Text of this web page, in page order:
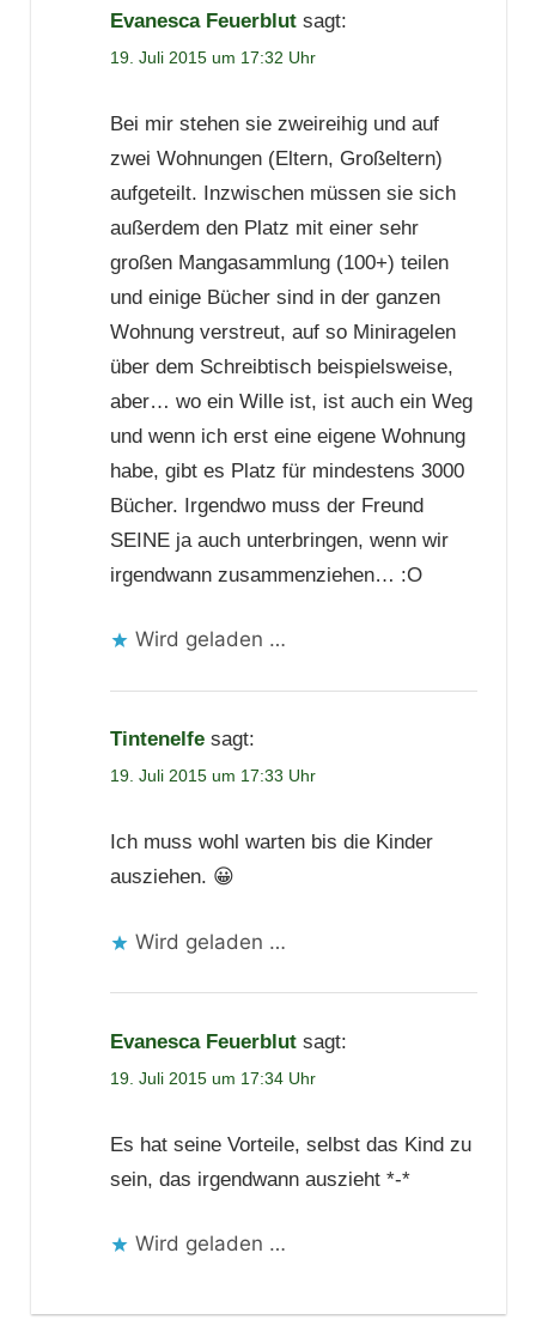
Evanesca Feuerblut sagt:
19. Juli 2015 um 17:32 Uhr
Bei mir stehen sie zweireihig und auf
zwei Wohnungen (Eltern, Großeltern)
aufgeteilt. Inzwischen müssen sie sich
außerdem den Platz mit einer sehr
großen Mangasammlung (100+) teilen
und einige Bücher sind in der ganzen
Wohnung verstreut, auf so Miniragelen
über dem Schreibtisch beispielsweise,
aber… wo ein Wille ist, ist auch ein Weg
und wenn ich erst eine eigene Wohnung
habe, gibt es Platz für mindestens 3000
Bücher. Irgendwo muss der Freund
SEINE ja auch unterbringen, wenn wir
irgendwann zusammenziehen… :O
Wird geladen …
Tintenelfe sagt:
19. Juli 2015 um 17:33 Uhr
Ich muss wohl warten bis die Kinder
ausziehen. 😀
Wird geladen …
Evanesca Feuerblut sagt:
19. Juli 2015 um 17:34 Uhr
Es hat seine Vorteile, selbst das Kind zu
sein, das irgendwann auszieht *-*
Wird geladen …